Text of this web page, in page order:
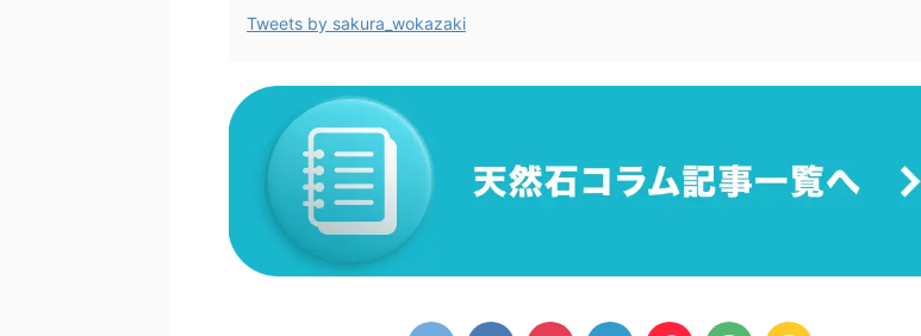
Tweets by sakura_wokazaki